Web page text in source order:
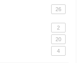
26
2
20
4